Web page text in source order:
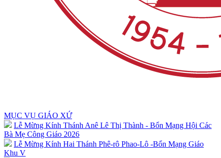
MỤC VỤ GIÁO XỨ
Lễ Mừng Kính Thánh Anê Lê Thị Thành - Bổn Mạng Hội Các
Bà Mẹ Công Giáo 2026
Lễ Mừng Kính Hai Thánh Phê-rô Phao-Lô -Bổn Mạng Giáo
Khu V